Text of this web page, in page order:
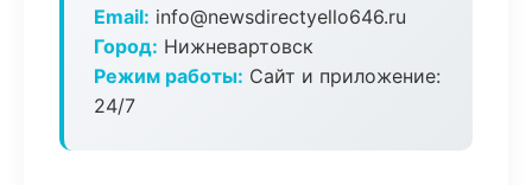
Email: info@newsdirectyello646.ru
Город: Нижневартовск
Режим работы: Сайт и приложение:
24/7